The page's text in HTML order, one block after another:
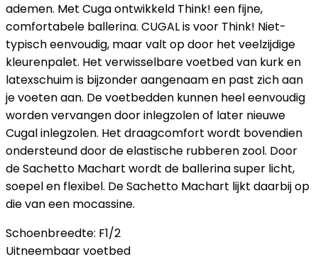
ademen. Met Cuga ontwikkeld Think! een fijne,
comfortabele ballerina. CUGAL is voor Think! Niet-
typisch eenvoudig, maar valt op door het veelzijdige
kleurenpalet. Het verwisselbare voetbed van kurk en
latexschuim is bijzonder aangenaam en past zich aan
je voeten aan. De voetbedden kunnen heel eenvoudig
worden vervangen door inlegzolen of later nieuwe
Cugal inlegzolen. Het draagcomfort wordt bovendien
ondersteund door de elastische rubberen zool. Door
de Sachetto Machart wordt de ballerina super licht,
soepel en flexibel. De Sachetto Machart lijkt daarbij op
die van een mocassine.
Schoenbreedte: F1/2
Uitneembaar voetbed